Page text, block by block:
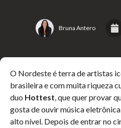
Bruna Antero
O Nordeste é terra de artistas
brasileira e com muita riqueza
duo Hottest, que quer provar
gosta de ouvir música
alto nível. Depois de entrar no